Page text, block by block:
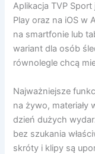
Aplikacja TVP
Play oraz na iOS w
na smartfonie lub
wariant dla osób
równolegle chcą
Najważniejsze
na żywo, materiały
dzień dużych
bez szukania
skróty i klipy są